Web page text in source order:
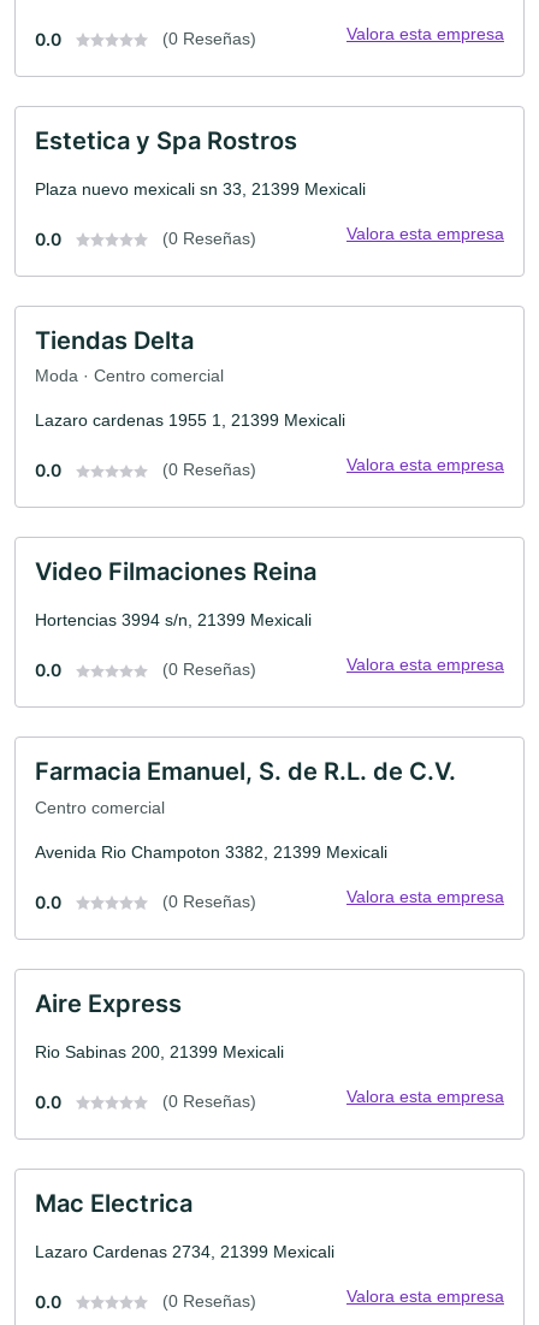
0.0 (0 Reseñas) Valora esta empresa
Estetica y Spa Rostros
Plaza nuevo mexicali sn 33, 21399 Mexicali
0.0 (0 Reseñas) Valora esta empresa
Tiendas Delta
Moda · Centro comercial
Lazaro cardenas 1955 1, 21399 Mexicali
0.0 (0 Reseñas) Valora esta empresa
Video Filmaciones Reina
Hortencias 3994 s/n, 21399 Mexicali
0.0 (0 Reseñas) Valora esta empresa
Farmacia Emanuel, S. de R.L. de C.V.
Centro comercial
Avenida Rio Champoton 3382, 21399 Mexicali
0.0 (0 Reseñas) Valora esta empresa
Aire Express
Rio Sabinas 200, 21399 Mexicali
0.0 (0 Reseñas) Valora esta empresa
Mac Electrica
Lazaro Cardenas 2734, 21399 Mexicali
0.0 (0 Reseñas) Valora esta empresa